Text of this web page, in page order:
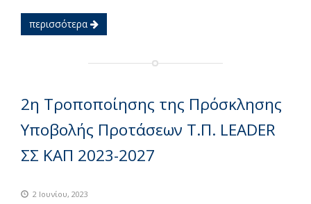
περισσότερα
2η Τροποποίησης της Πρόσκλησης
Υποβολής Προτάσεων Τ.Π. LEADER
ΣΣ ΚΑΠ 2023-2027
2 Ιουνίου, 2023